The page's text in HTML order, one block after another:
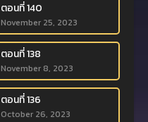
ตอนที่ 140
November 25, 2023
ตอนที่ 138
November 8, 2023
ตอนที่ 136
October 26, 2023